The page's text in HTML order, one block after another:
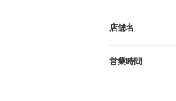
店舗名
営業時間